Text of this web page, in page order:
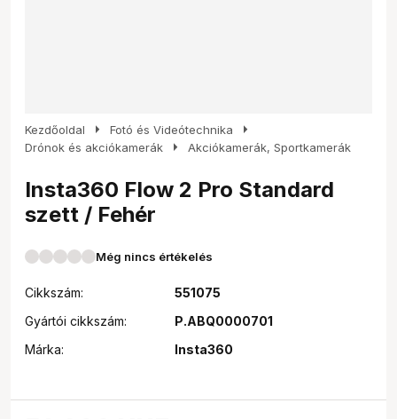
Kezdőoldal arrow_right Fotó és Videótechnika arrow_right
Drónok és akciókamerák arrow_right Akciókamerák, Sportkamerák
Insta360 Flow 2 Pro Standard
szett / Fehér
Még nincs értékelés
Cikkszám:
551075
Gyártói cikkszám:
P.ABQ0000701
Márka:
Insta360